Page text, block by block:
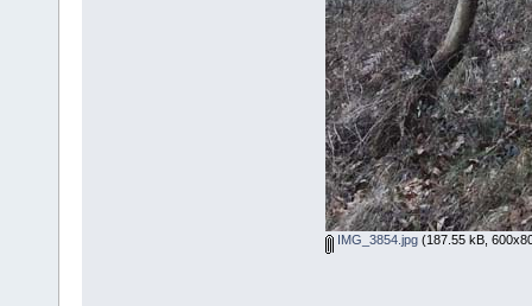
IMG_3854.jpg(187.55 kB,